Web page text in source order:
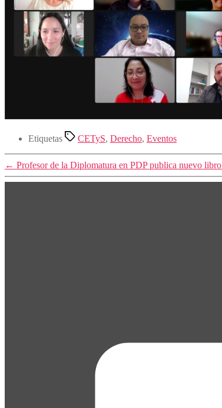
Etiquetas CETyS, Derecho, Eventos
← Profesor de la Diplomatura en PDP publica nuevo libro